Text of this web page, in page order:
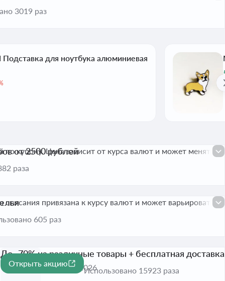
3019 раз
Подставка для ноутбука алюминиевая
от 2500 рублей
купону. Цена зависит от курса валют и может меняться.
раза
привязана к курсу валют и может варьироваться.
605 раз
-70%
До -70% на различные товары + бесплатная доставка
Активна до 31 авг. 2026
Открыть акцию
Использовано 15923 раза